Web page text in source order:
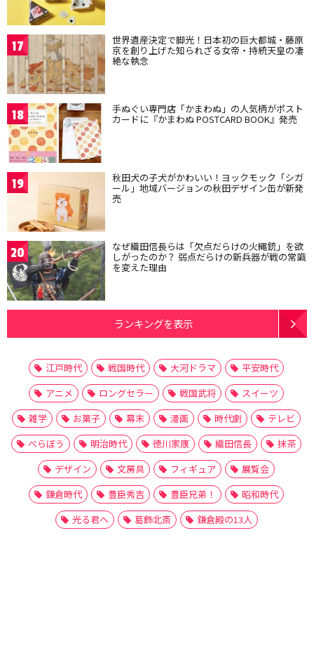
17 世界遺産決定で脚光！日本初の巨大都城・藤原
京を創り上げた知られざる女帝・持統天皇の凄
絶な執念
18 手ぬぐい専門店「かまわぬ」の人気柄がポスト
カードに『かまわぬ POSTCARD BOOK』発売
19 秋田犬の子犬がかわいい！ヨックモック「シガ
ール」地域バージョンの秋田デザイン缶が新発
売
20 なぜ織田信長らは「欠点だらけの火縄銃」を欲
しがったのか？ 弱点だらけの新兵器が戦の常識
を変えた理由
ランキングを表示
江戸時代 戦国時代 大河ドラマ
平安時代
アニメ
ロングセラー 戦国武将
スイーツ
雑学
お菓子 幕末 漫画 時代劇
テレビ
べらぼう
明治時代 徳川家康 織田信長
抹茶
デザイン
文房具 フィギュア
展覧会
鎌倉時代
豊臣秀吉 豊臣兄弟！
昭和時代
光る君へ
葛飾北斎 鎌倉殿の13人